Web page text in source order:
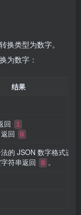
换类型为数字。
为数字：
结果
回
1
返回 0
的 JSON 数字格式进
符串返回
0 。